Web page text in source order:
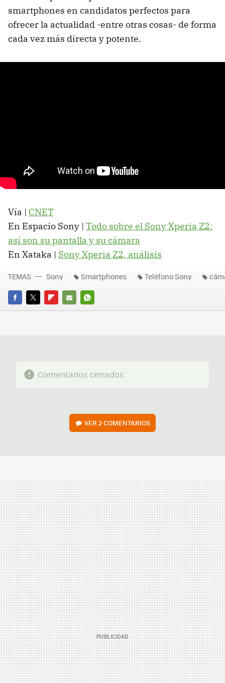
smartphones en candidatos perfectos para
ofrecer la actualidad -entre otras cosas- de forma
cada vez más directa y potente.
Vía | CNET
En Espacio Sony | Todo sobre el Sony Xperia Z2:
así son su pantalla y su cámara
En Xataka | Sony Xperia Z2, análisis
FACEBOOK
TWITTERFLIPBOARD
E-
WHATSAPP
TEMAS Sony Smartphones Teléfono Sony
Comentarios cerrados
VER2 COMENTARIOS